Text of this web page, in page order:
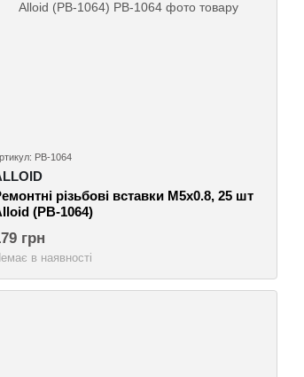
РВ-1064
різьбові вставки M5х0.8, 25 шт
(РВ-1064)
грн
в наявності